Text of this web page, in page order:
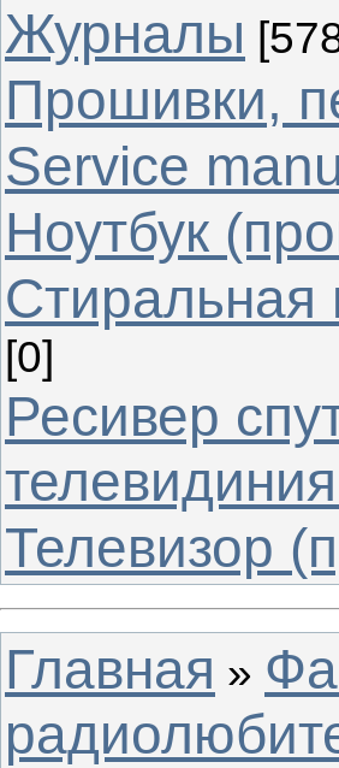
Журналы
Прошивки,
Service
Ноутбук
[0]
Ресивер
Телевизор
Главная »